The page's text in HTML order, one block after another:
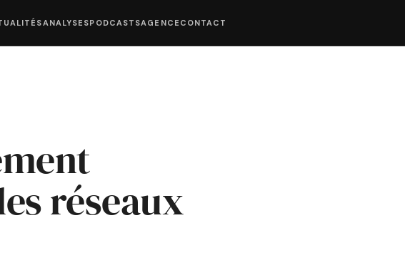
ANALYSESPODCASTSAGENCE CONTACT
réseaux